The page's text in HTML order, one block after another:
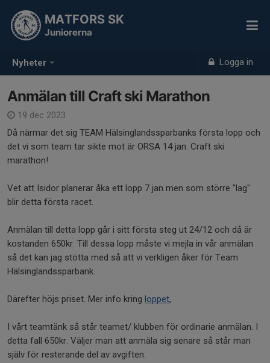
Nyheter Logga in
MATFORS SK
Juniorerna
Anmälan till Craft ski Marathon
19 dec 2023
Då närmar det sig TEAM Hälsinglandssparbanks första lopp och
det vi som team tar sikte mot är ORSA 14 jan. Craft ski
marathon!
Vet att Isidor planerar åka ett lopp 7 jan men som större "lag"
blir detta första racet.
Anmälan till detta lopp går i sitt första steg ut 24/12 och då är
kostanden 650kr. Till dessa lopp måste vi mejla in vår anmälan
så det kan jag stötta med så att vi verkligen åker för Team
Hälsinglandssparbank.
Därefter höjs priset. Mer info kring loppet,
I vårt teamtänk så står teamet/ klubben för ordinarie anmälan. I
detta fall 650kr. Väljer man att anmäla sig senare så står man
själv för resterande del av avgiften.